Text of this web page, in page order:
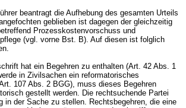
beantragt die Aufhebung des gesamten Urteils
geblieben ist dagegen der gleichzeitig
Prozesskostenvorschuss und
(vgl. vorne Bst. B). Auf diesen ist folglich
hat ein Begehren zu enthalten (Art. 42 Abs. 1
in Zivilsachen ein reformatorisches
107 Abs. 2 BGG), muss dieses Begehren
gestellt werden. Die rechtsuchende Partei
in der Sache zu stellen. Rechtsbegehren, die eine